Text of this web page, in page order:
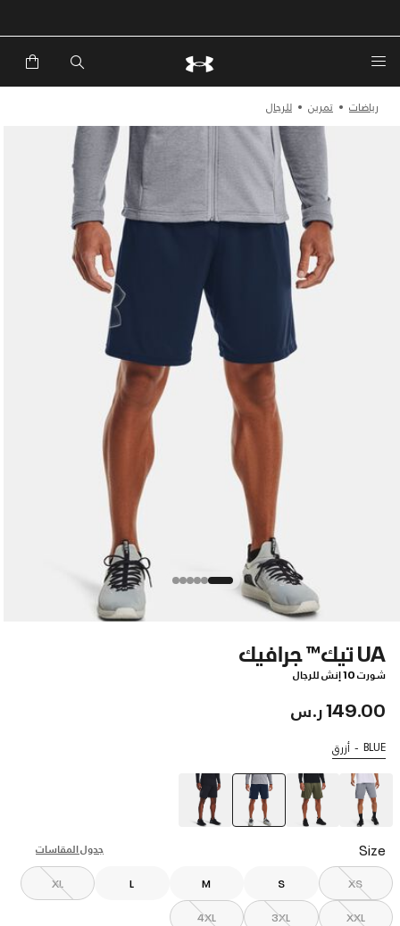
خصم إضافي 20%*. باستخدام الكود EXTRA20
رياضات تمرين للرجال
UA تيك™ جرافيك
شورت 10 إنش للرجال
149.00 ر.س
BLUE أزرق
Size جدول المقاسات
XS
S
M
L
XL
XXL
3XL
4XL